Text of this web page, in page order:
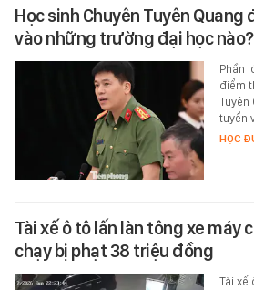
Học sinh Chuyên Tuyên
vào những trường đại học nào?
Phần
điểm
Tuyên
tuyển
HỌC
Tài xế ô tô lấn làn tông xe máy
chạy bị phạt 38 triệu đồng
Tài xế